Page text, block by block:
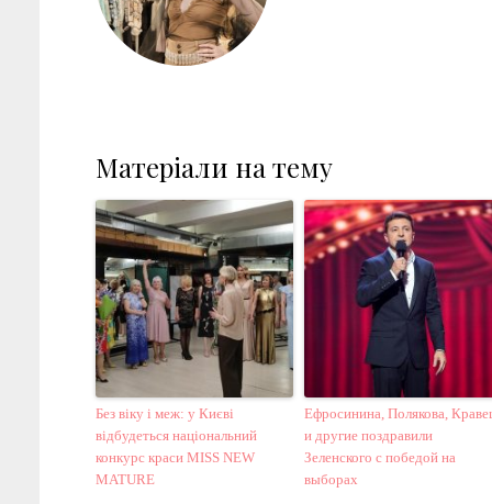
Матеріали на тему
Без віку і меж: у Києві
відбудеться національний
конкурс краси MISS NEW
MATURE
Ефросинина, Полякова,
и другие поздравили
Зеленского с победой на
выборах